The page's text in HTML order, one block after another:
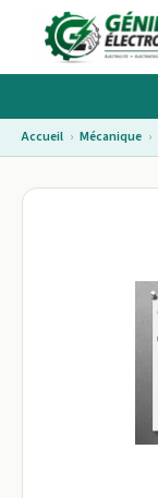
Accueil › Mécanique ›